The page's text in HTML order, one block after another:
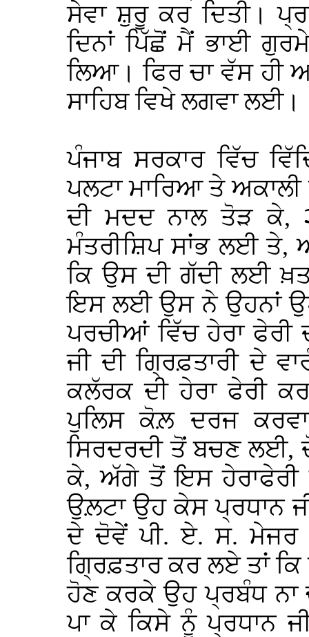
ਸੇਵਾ ਸ਼ੁਰੂ ਕਰ ਦਿਤੀ।
ਦਿਨਾਂ ਪਿੱਛੋਂ ਮੈਂ ਭਾਈ
ਲਿਆ। ਫਿਰ ਚਾ ਵੱਸ ਹੀ
ਸਾਹਿਬ ਵਿਖੇ ਲਗਵਾ ਲਈ।
ਪੰਜਾਬ ਸਰਕਾਰ ਵਿੱਚ
ਪਲਟਾ ਮਾਰਿਆ ਤੇ
ਦੀ ਮਦਦ ਨਾਲ ਤੋੜ ਕੇ,
ਮੰਤਰੀਸ਼ਿਪ ਸਾਂਭ ਲਈ ਤੇ,
ਕਿ ਉਸ ਦੀ ਗੱਦੀ ਲਈ
ਇਸ ਲਈ ਉਸ ਨੇ ਉਹਨਾਂ
ਪਰਚੀਆਂ ਵਿੱਚ ਹੇਰਾ ਫੇਰੀ
ਜੀ ਦੀ ਗ੍ਰਿਫ਼ਤਾਰੀ ਦੇ
ਕਲੱਰਕ ਦੀ ਹੇਰਾ ਫੇਰੀ
ਪੁਲਿਸ ਕੋਲ਼ ਦਰਜ
ਸਿਰਦਰਦੀ ਤੋਂ ਬਚਣ ਲਈ,
ਕੇ, ਅੱਗੇ ਤੋਂ ਇਸ
ਉਲ਼ਟਾ ਉਹ ਕੇਸ ਪ੍ਰਧਾਨ
ਦੇ ਦੋਵੇਂ ਪੀ. ਏ. ਸ. ਮੇਜਰ
ਗ੍ਰਿਫ਼ਤਾਰ ਕਰ ਲਏ ਤਾਂ
ਹੋਣ ਕਰਕੇ ਉਹ ਪ੍ਰਬੰਧ ਨਾ
ਪਾ ਕੇ ਕਿਸੇ ਨੂੰ ਪ੍ਰਧਾਨ